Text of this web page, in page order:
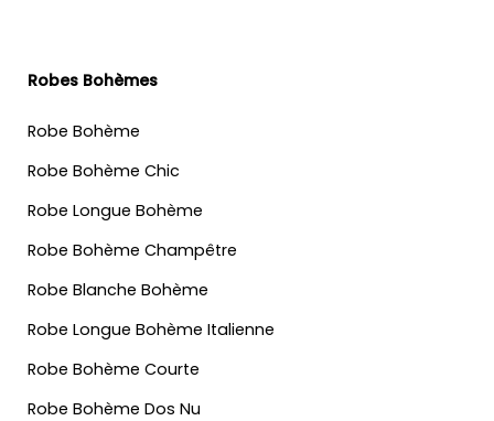
Robes Bohèmes
Robe Bohème
Robe Bohème Chic
Robe Longue Bohème
Robe Bohème Champêtre
Robe Blanche Bohème
Robe Longue Bohème Italienne
Robe Bohème Courte
Robe Bohème Dos Nu